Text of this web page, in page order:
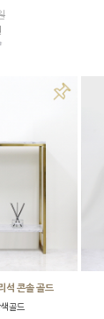
석 콘솔 골드
골드